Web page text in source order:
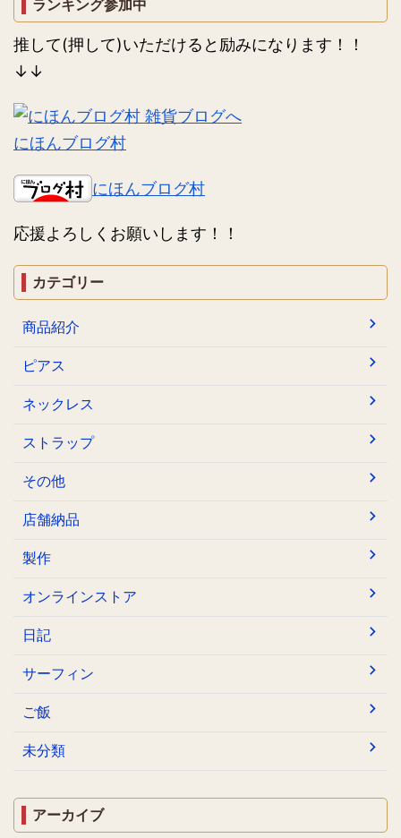
ランキング参加中
推して(押して)いただけると励みになります！！
↓↓
にほんブログ村
にほんブログ村
応援よろしくお願いします！！
カテゴリー
商品紹介
ピアス
ネックレス
ストラップ
その他
店舗納品
製作
オンラインストア
日記
サーフィン
ご飯
未分類
アーカイブ